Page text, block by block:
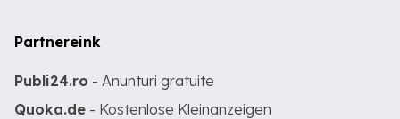
Partnereink
Publi24.ro - Anunturi gratuite
Quoka.de - Kostenlose Kleinanzeigen